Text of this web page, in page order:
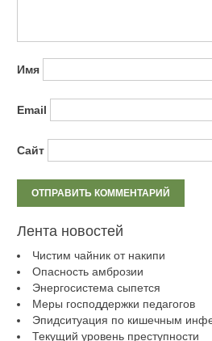
Имя
Email
Сайт
Лента новостей
Чистим чайник от накипи
Опасность амброзии
Энергосистема сыпется
Меры господдержки педагогов
Эпидситуация по кишечным
Текущий уровень преступности